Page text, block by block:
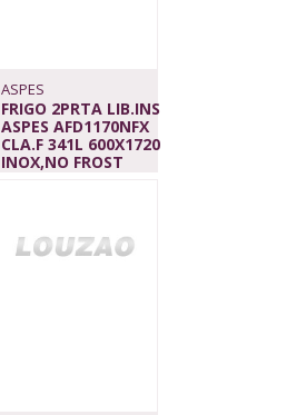
ASPES
FRIGO 2PRTA LIB.INS
ASPES AFD1170NFX
CLA.F 341L 600X1720
INOX,NO FROST